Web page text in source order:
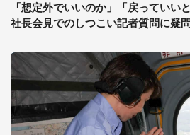
「想定外でいいのか」「戻っていい
社長会見でのしつこい記者質問に疑